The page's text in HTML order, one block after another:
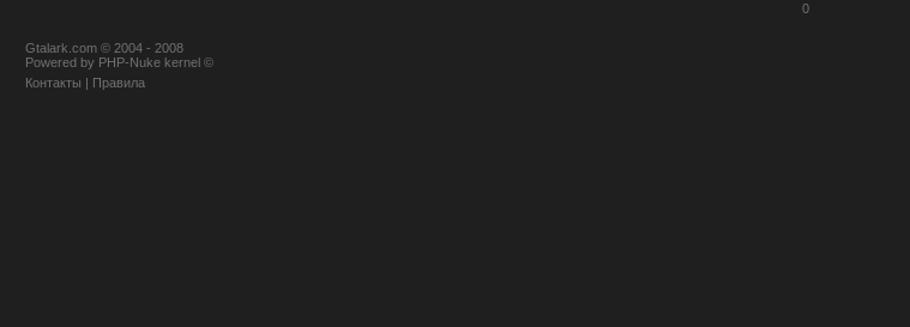
0
Gtalark.com © 2004 - 2008
Powered by PHP-Nuke kernel ©
Контакты | Правила